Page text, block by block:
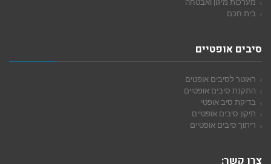
בית חכם
סיבים אופטיים
ראוטר לסיבים אופטים
התקנת סיבים אופטיים
בדיקת סיב אופטי
תיקון סיבים אופטיים
ריתוך סיבים אופטיים
צרו קשר: